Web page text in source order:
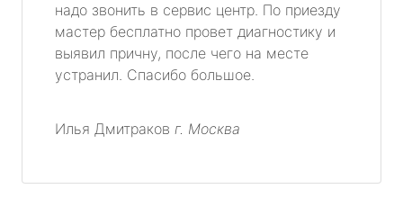
надо звонить в сервис центр. По приезду
мастер бесплатно провет диагностику и
выявил причну, после чего на месте
устранил. Спасибо большое.
Илья Дмитраков г. Москва